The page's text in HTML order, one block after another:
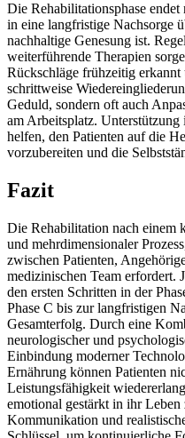
Die Rehabilitationsphase
in eine langfristige Nachsorge
nachhaltige Genesung ist.
weiterführende Therapien
Rückschläge frühzeitig
schrittweise
Geduld, sondern oft auch
am Arbeitsplatz. Unterstützung
helfen, den Patienten auf die
vorzubereiten und die
Fazit
Die Rehabilitation nach einem
und mehrdimensionaler
zwischen Patienten,
medizinischen Team erfordert.
den ersten Schritten in der
Phase C bis zur langfristigen
Gesamterfolg. Durch eine
neurologischer und
Einbindung moderner
Ernährung können Patienten
Leistungsfähigkeit
emotional gestärkt in ihr
Kommunikation und